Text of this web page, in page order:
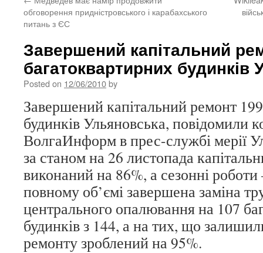
content
обговорення придністровського і карабахського
питань з ЄС
Завершений капітальний
багатоквартирних будинків
Posted on 12/06/2010by
Завершений капітальний ремонт
будинків Ульяновська, повідомили
ВолгаИнформ в прес-службі мерії
за станом на 26 листопада
виконаний на 86%, а сезонні
повному об’ємі завершена заміна
центрального опалювання на 107
будинків з 144, а на тих, що
ремонту зроблений на 95%.